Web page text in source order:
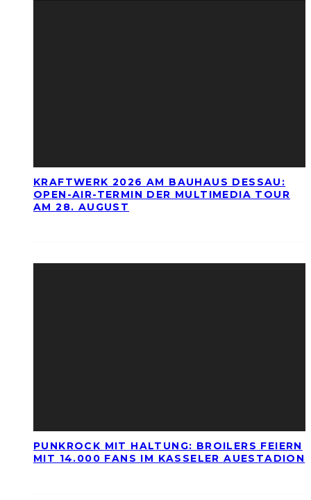
KRAFTWERK 2026 AM BAUHAUS DESSAU:
OPEN-AIR-TERMIN DER MULTIMEDIA TOUR
AM 28. AUGUST
PUNKROCK MIT HALTUNG: BROILERS FEIERN
MIT 14.000 FANS IM KASSELER AUESTADION